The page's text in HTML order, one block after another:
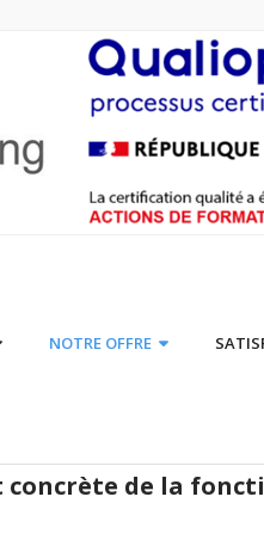
NOTRE OFFRE
de la